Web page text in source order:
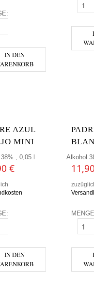
MINI 0,05L MENGE
IN DEN
AZUL –
MINI
, 0,05 l
€
AZUL - ANEJO MINI MENGE
IN DEN
Alkohol
11,90